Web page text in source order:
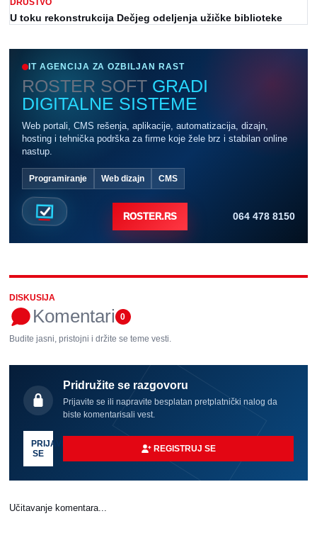
DRUŠTVO
U toku rekonstrukcija Dečjeg odeljenja užičke biblioteke
IT AGENCIJA ZA OZBILJAN RAST
ROSTER SOFT GRADI
DIGITALNE SISTEME
Web portali, CMS rešenja, aplikacije, automatizacija, dizajn,
hosting i tehnička podrška za firme koje žele brz i stabilan online
nastup.
Programiranje Web dizajn CMS
ROSTER.RS 064 478 8150
DISKUSIJA
Komentari 0
Budite jasni, pristojni i držite se teme vesti.
Pridružite se razgovoru
Prijavite se ili napravite besplatan pretplatnički nalog da
biste komentarisali vest.
PRIJAVI
SE
REGISTRUJ SE
Učitavanje komentara...